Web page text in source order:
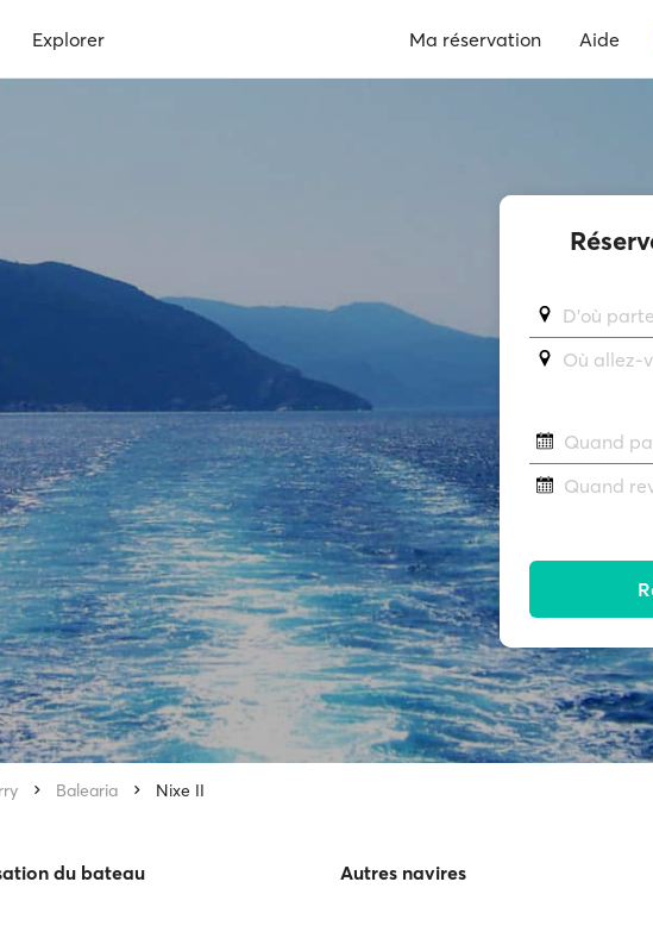
Explorer Ma réservation Aide
Balearia Nixe II
du bateau Autres navires
D'où
Où allez-
Quand
Quand